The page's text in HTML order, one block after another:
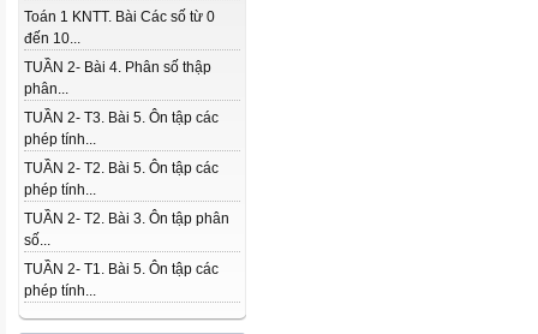
Toán 1 KNTT. Bài Các số từ 0
đến 10...
TUẦN 2- Bài 4. Phân số thập
phân...
TUẦN 2- T3. Bài 5. Ôn tập các
phép tính...
TUẦN 2- T2. Bài 5. Ôn tập các
phép tính...
TUẦN 2- T2. Bài 3. Ôn tập phân
số...
TUẦN 2- T1. Bài 5. Ôn tập các
phép tính...